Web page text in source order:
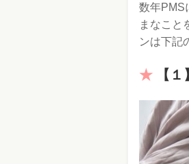
数年PMS
まなこと
ンは下記
【